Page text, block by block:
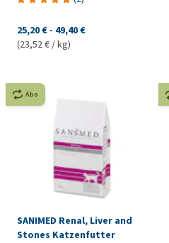
25,20 € - 49,40 €
(23,52 € / kg)
Abo
SANIMED Renal, Liver and
Stones Katzenfutter